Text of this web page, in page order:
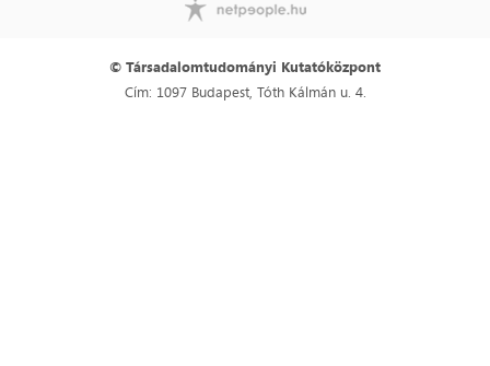
© Társadalomtudományi Kutatóközpont
Cím: 1097 Budapest, Tóth Kálmán u. 4.